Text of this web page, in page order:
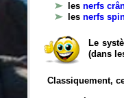
lesnerfs
lesnerfs
Le
(dans
Classiquement,